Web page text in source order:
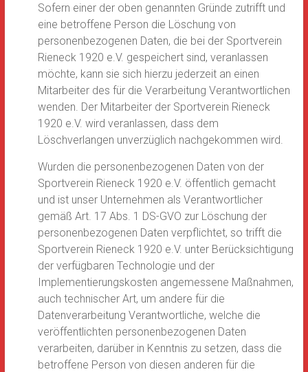
Sofern einer der oben genannten Gründe zutrifft und
eine betroffene Person die Löschung von
personenbezogenen Daten, die bei der Sportverein
Rieneck 1920 e.V. gespeichert sind, veranlassen
möchte, kann sie sich hierzu jederzeit an einen
Mitarbeiter des für die Verarbeitung Verantwortlichen
wenden. Der Mitarbeiter der Sportverein Rieneck
1920 e.V. wird veranlassen, dass dem
Löschverlangen unverzüglich nachgekommen wird.
Wurden die personenbezogenen Daten von der
Sportverein Rieneck 1920 e.V. öffentlich gemacht
und ist unser Unternehmen als Verantwortlicher
gemäß Art. 17 Abs. 1 DS-GVO zur Löschung der
personenbezogenen Daten verpflichtet, so trifft die
Sportverein Rieneck 1920 e.V. unter Berücksichtigung
der verfügbaren Technologie und der
Implementierungskosten angemessene Maßnahmen,
auch technischer Art, um andere für die
Datenverarbeitung Verantwortliche, welche die
veröffentlichten personenbezogenen Daten
verarbeiten, darüber in Kenntnis zu setzen, dass die
betroffene Person von diesen anderen für die